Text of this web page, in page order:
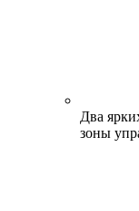
Два
зоны